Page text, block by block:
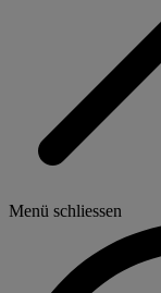
Menü schliessen